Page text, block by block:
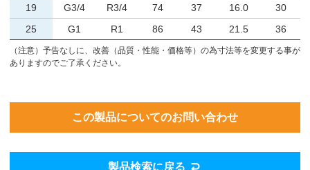
19
G3/4 R3/4 74 37 16.0
30
25
G1 R1 86 43 21.5 36
（注意）予告なしに、改善（品質・性能・価格等）の為寸法等を変更する事が
ありますのでご了承ください。
この製品についてのお問い合わせ
製品検索に戻る